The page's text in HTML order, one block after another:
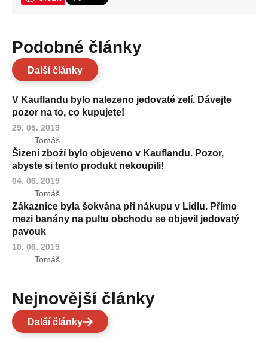
Podobné články
Další články
V Kauflandu bylo nalezeno jedovaté zelí. Dávejte
pozor na to, co kupujete!
29. 05. 2019
Tomáš
Šizení zboží bylo objeveno v Kauflandu. Pozor,
abyste si tento produkt nekoupili!
04. 06. 2019
Tomáš
Zákaznice byla šokvána při nákupu v Lidlu. Přímo
mezi banány na pultu obchodu se objevil jedovatý
pavouk
10. 06. 2019
Tomáš
Nejnovější články
Další články